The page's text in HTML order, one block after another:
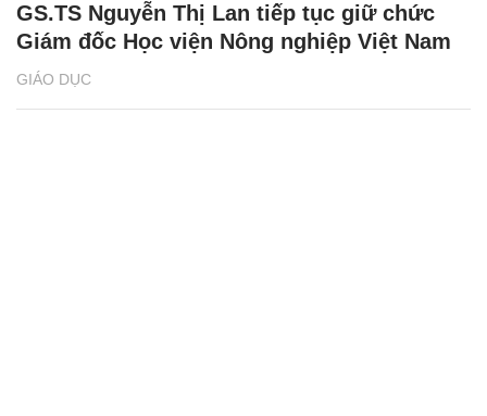
GIÁO DỤC
GS.TS Nguyễn Thị Lan tiếp tục giữ chức
Giám đốc Học viện Nông nghiệp Việt Nam